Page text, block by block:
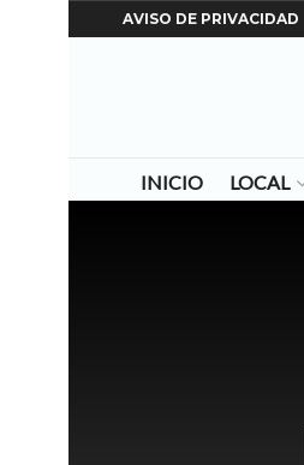
AVISO DE PRIVACIDAD
INICIO LOCAL